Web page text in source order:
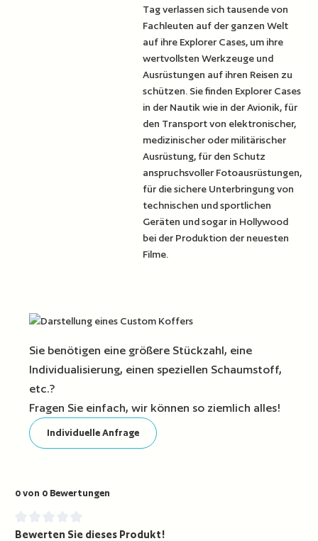
Tag verlassen sich tausende von
Fachleuten auf der ganzen Welt
auf ihre Explorer Cases, um ihre
wertvollsten Werkzeuge und
Ausrüstungen auf ihren Reisen zu
schützen. Sie finden Explorer Cases
in der Nautik wie in der Avionik, für
den Transport von elektronischer,
medizinischer oder militärischer
Ausrüstung, für den Schutz
anspruchsvoller Fotoausrüstungen,
für die sichere Unterbringung von
technischen und sportlichen
Geräten und sogar in Hollywood
bei der Produktion der neuesten
Filme.
Sie benötigen eine größere Stückzahl, eine
Individualisierung, einen speziellen Schaumstoff,
etc.?
Fragen Sie einfach, wir können so ziemlich alles!
Individuelle Anfrage
0 von 0 Bewertungen
Durchschnittliche Bewertung von 0 von 5 Sternen
Bewerten Sie dieses Produkt!